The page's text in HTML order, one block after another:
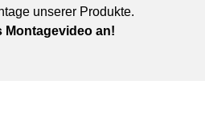
unserer Produkte.
Montagevideo an!